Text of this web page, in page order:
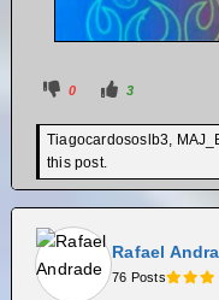
0 3
Tiagocardososlb3,
this post.
Rafael
76 Posts